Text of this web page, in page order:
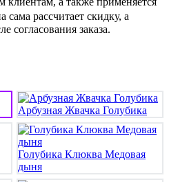
сама рассчитает скидку, а
согласования заказа.
Арбузная Жвачка Голубика
Голубика Клюква Медовая
дыня